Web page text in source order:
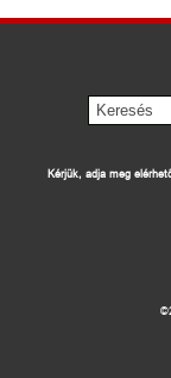
Kérjük, adja meg